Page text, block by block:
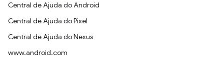
Central de Ajuda do Android
Central de Ajuda do Pixel
Central de Ajuda do Nexus
www.android.com